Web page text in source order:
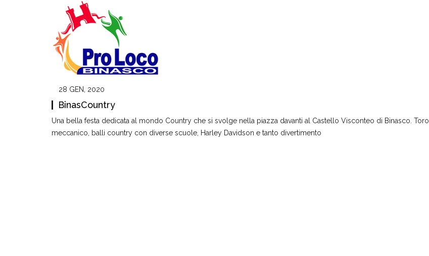
28 GEN, 2020
BinasCountry
Una bella festa dedicata al mondo Country che si svolge nella piazza davanti al Castello Visconteo di Binasco. Toro
meccanico, balli country con diverse scuole, Harley Davidson e tanto divertimento